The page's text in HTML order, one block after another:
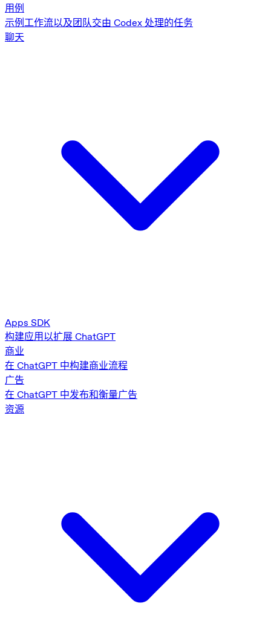
用例
示例工作流以及团队交由 Codex 处理的任务
聊天
Apps SDK
构建应用以扩展 ChatGPT
商业
在 ChatGPT 中构建商业流程
广告
在 ChatGPT 中发布和衡量广告
资源